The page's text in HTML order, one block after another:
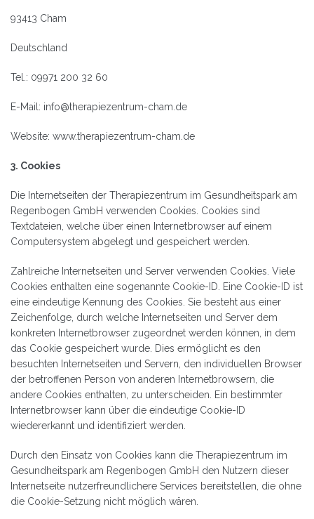
93413 Cham
Deutschland
Tel.: 09971 200 32 60
E-Mail: info@therapiezentrum-cham.de
Website: www.therapiezentrum-cham.de
3. Cookies
Die Internetseiten der Therapiezentrum im Gesundheitspark am
Regenbogen GmbH verwenden Cookies. Cookies sind
Textdateien, welche über einen Internetbrowser auf einem
Computersystem abgelegt und gespeichert werden.
Zahlreiche Internetseiten und Server verwenden Cookies. Viele
Cookies enthalten eine sogenannte Cookie-ID. Eine Cookie-ID ist
eine eindeutige Kennung des Cookies. Sie besteht aus einer
Zeichenfolge, durch welche Internetseiten und Server dem
konkreten Internetbrowser zugeordnet werden können, in dem
das Cookie gespeichert wurde. Dies ermöglicht es den
besuchten Internetseiten und Servern, den individuellen Browser
der betroffenen Person von anderen Internetbrowsern, die
andere Cookies enthalten, zu unterscheiden. Ein bestimmter
Internetbrowser kann über die eindeutige Cookie-ID
wiedererkannt und identifiziert werden.
Durch den Einsatz von Cookies kann die Therapiezentrum im
Gesundheitspark am Regenbogen GmbH den Nutzern dieser
Internetseite nutzerfreundlichere Services bereitstellen, die ohne
die Cookie-Setzung nicht möglich wären.